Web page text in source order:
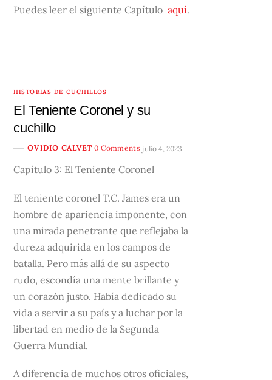
Puedes leer el siguiente Capítuloaquí.
HISTORIAS DE CUCHILLOS
El Teniente Coronel y su
cuchillo
OVIDIO CALVET 0 Comments julio 4, 2023
Capítulo 3: El Teniente Coronel
El teniente coronel T.C. James era un
hombre de apariencia imponente, con
una mirada penetrante que reflejaba la
dureza adquirida en los campos de
batalla. Pero más allá de su aspecto
rudo, escondía una mente brillante y
un corazón justo. Había dedicado su
vida a servir a su país y a luchar por la
libertad en medio de la Segunda
Guerra Mundial.
A diferencia de muchos otros oficiales,